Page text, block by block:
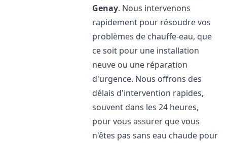
Genay. Nous intervenons
rapidement pour résoudre vos
problèmes de chauffe-eau, que
ce soit pour une installation
neuve ou une réparation
d'urgence. Nous offrons des
délais d'intervention rapides,
souvent dans les 24 heures,
pour vous assurer que vous
n'êtes pas sans eau chaude pour